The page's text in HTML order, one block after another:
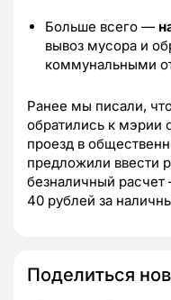
Больше всего —
вывоз мусора и
коммунальными
Ранее мы писали,
обратились к мэрии
проезд в
предложили ввести
безналичный
40 рублей за
Поделиться